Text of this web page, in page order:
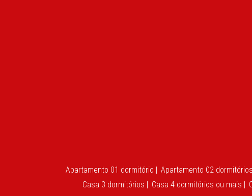
Apartamento 01 dormitório | Apartamento 02
Casa 3 dormitórios | Casa 4 dormitórios ou mais |